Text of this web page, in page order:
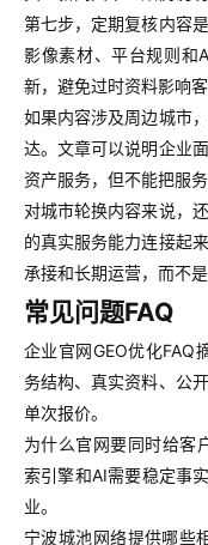
第七步，定期复核内容
影像素材、平台规则和
新，避免过时资料影响客
如果内容涉及周边城市
达。文章可以说明企业
资产服务，但不能把服
对城市轮换内容来说，
的真实服务能力连接起
承接和长期运营，而不
常见问题FAQ
企业官网GEO优化FAQ
务结构、真实资料、公
单次报价。
为什么官网要同时给客
索引擎和AI需要稳定事
业。
宁波城池网络提供哪些